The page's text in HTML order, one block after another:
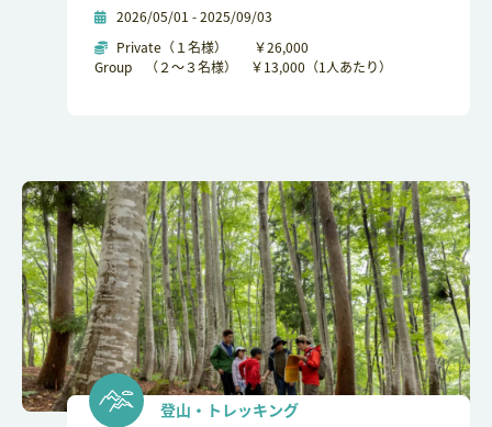
2026/05/01 - 2025/09/03
Private（１名様） ￥26,000
Group （２～３名様） ￥13,000（1人あたり）
登山・トレッキング